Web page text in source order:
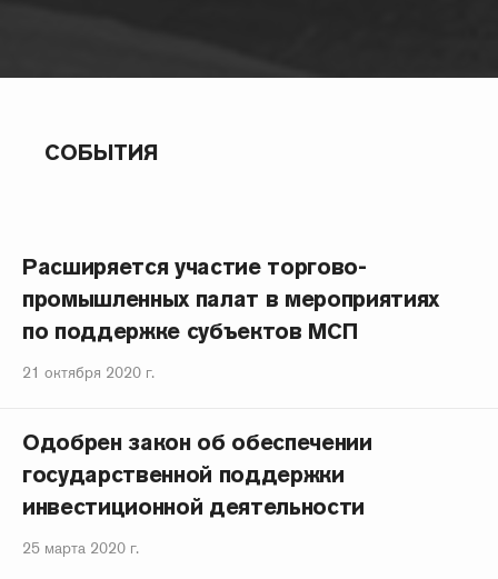
СОБЫТИЯ
Расширяется участие торгово-
промышленных палат в мероприятиях
по поддержке субъектов МСП
21 октября 2020 г.
Одобрен закон об обеспечении
государственной поддержки
инвестиционной деятельности
25 марта 2020 г.